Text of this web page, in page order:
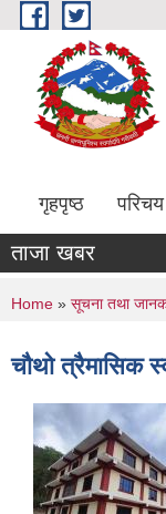
Skip to main content
गृहपृष्ठ परिचय
ताजा खबर
You are
Home » सूचना तथा
चौथो त्रैमासिक